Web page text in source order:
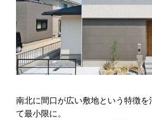
南北に間口が広い敷地という特徴を
て最小限に。